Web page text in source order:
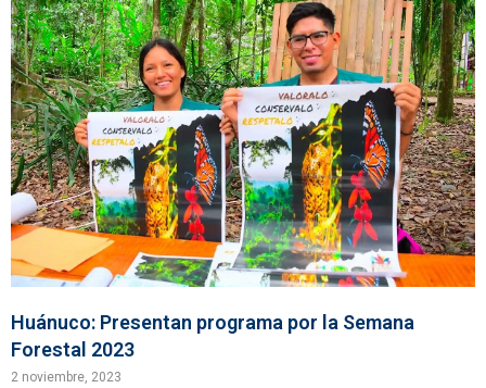
Huánuco: Presentan programa por la Semana
Forestal 2023
2 noviembre, 2023